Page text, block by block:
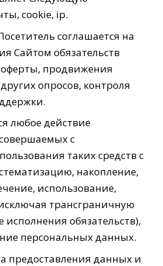
cookie, ip.
соглашается на
Сайтом обязательств
продвижения
опросов, контроля
любое действие
с
таких средств с
накопление,
использование,
трансграничную
обязательств),
персональных данных.
предоставления данных и